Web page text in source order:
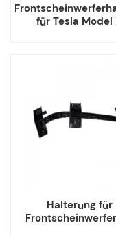
für Tesla Model
Halterung für